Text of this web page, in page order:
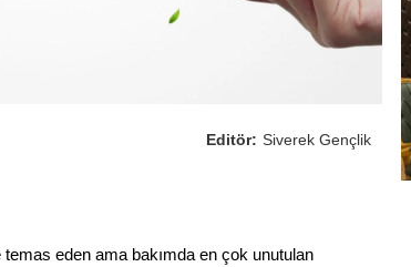
Editör: Siverek Gençlik
eden ama bakımda en çok unutulan